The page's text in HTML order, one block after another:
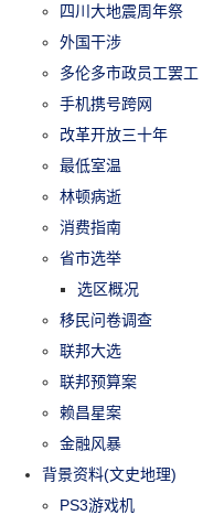
四川大地震周年祭
外国干涉
多伦多市政员工罢工
手机携号跨网
改革开放三十年
最低室温
林顿病逝
消费指南
省市选举
选区概况
移民问卷调查
联邦大选
联邦预算案
赖昌星案
金融风暴
背景资料(文史地理)
PS3游戏机